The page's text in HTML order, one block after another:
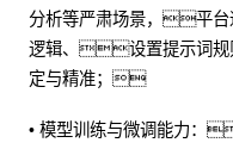
分析等严肃场景，平台
逻辑、设置提示词规
定与精准；
• 模型训练与微调能力：